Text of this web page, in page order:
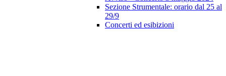
Sezione Strumentale: orario dal 25 al
29/9
Concerti ed esibizioni